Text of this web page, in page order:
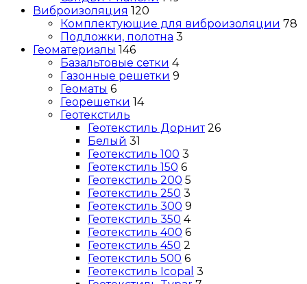
Виброизоляция 120
Комплектующие для виброизоляции 78
Подложки, полотна 3
Геоматериалы 146
Базальтовые сетки 4
Газонные решетки 9
Геоматы 6
Георешетки 14
Геотекстиль
Геотекстиль Дорнит 26
Белый 31
Геотекстиль 100 3
Геотекстиль 150 6
Геотекстиль 200 5
Геотекстиль 250 3
Геотекстиль 300 9
Геотекстиль 350 4
Геотекстиль 400 6
Геотекстиль 450 2
Геотекстиль 500 6
Геотекстиль Icopal 3